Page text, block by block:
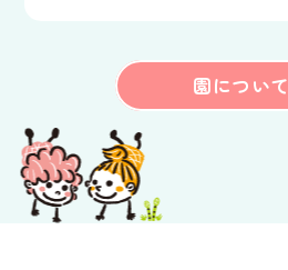
園について